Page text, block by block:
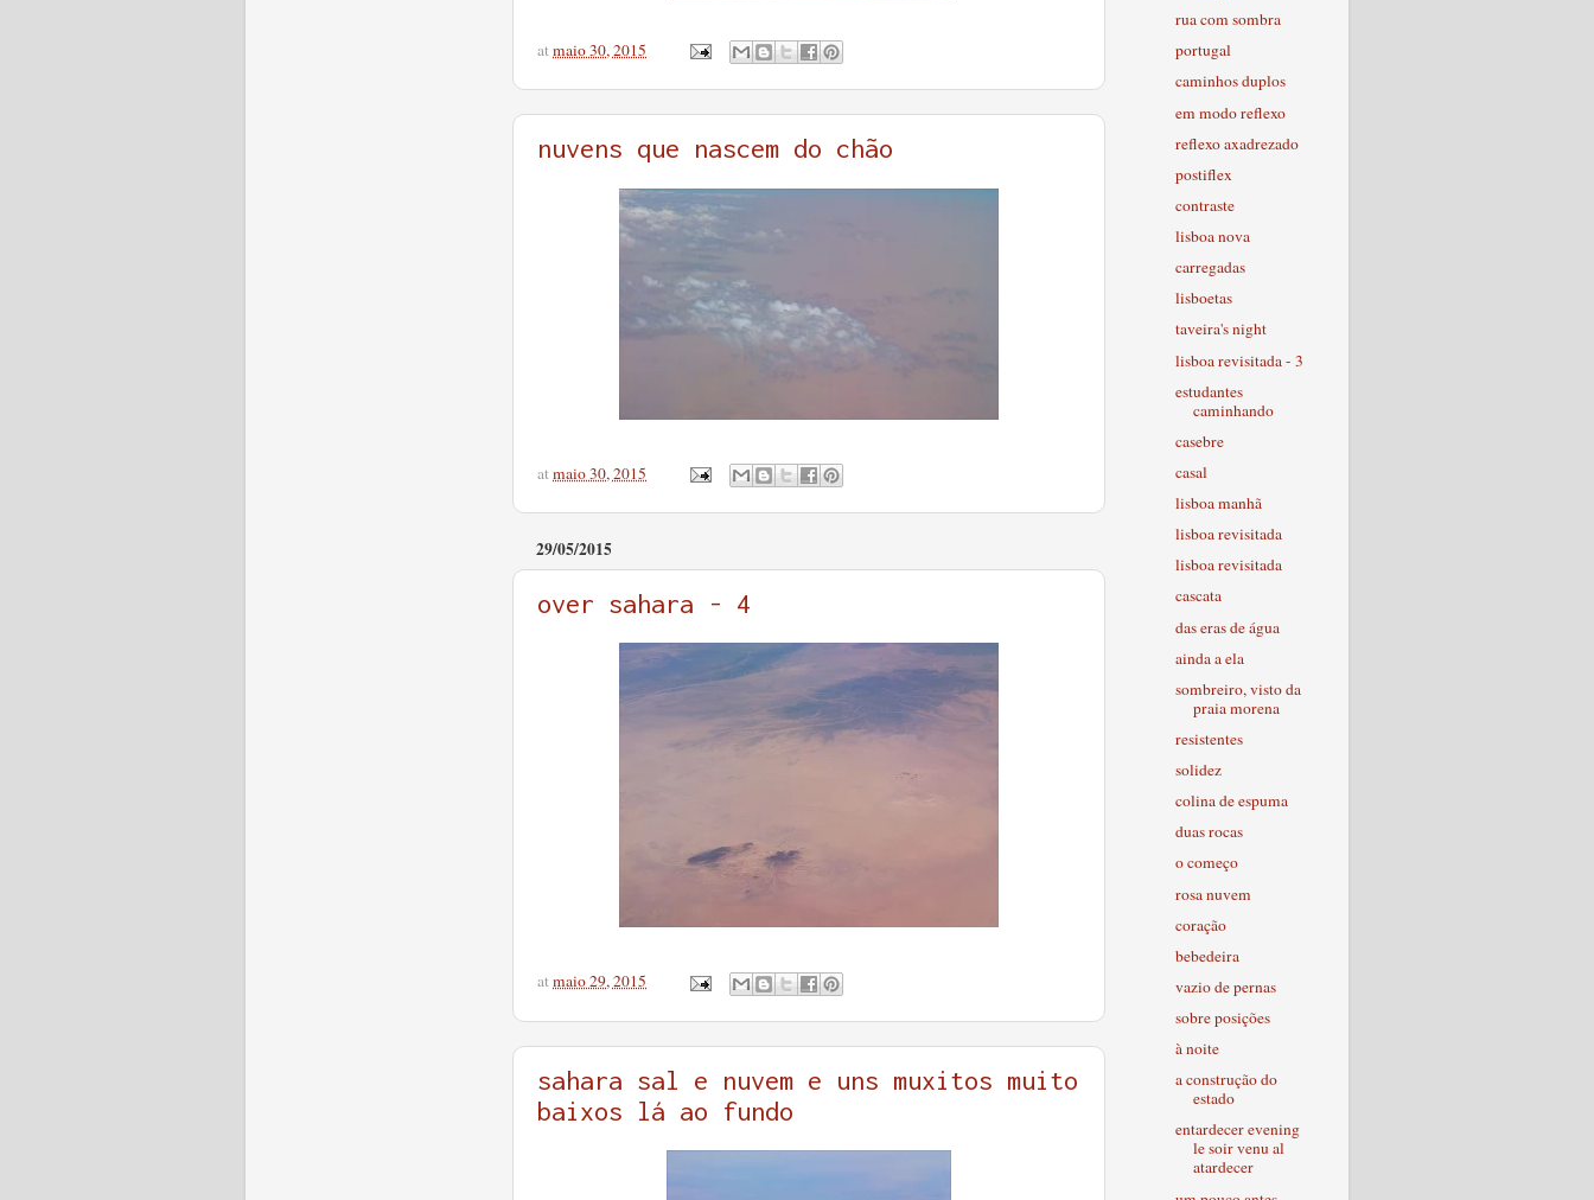
atmaio 30, 2015
nuvens que nascem do chão
atmaio 30, 2015
29/05/2015
over sahara - 4
atmaio 29, 2015
sahara sal e nuvem e uns muxitos muito
baixos lá ao fundo
rua com sombra
portugal
caminhos duplos
em modo reflexo
reflexo axadrezado
postiflex
contraste
lisboa nova
carregadas
lisboetas
taveira's night
lisboa revisitada - 3
estudantes
caminhando
casebre
casal
lisboa manhã
lisboa revisitada
lisboa revisitada
cascata
das eras de água
ainda a ela
sombreiro, visto da
praia morena
resistentes
solidez
colina de espuma
duas rocas
o começo
rosa nuvem
coração
bebedeira
vazio de pernas
sobre posições
à noite
a construção do
estado
entardecer evening
le soir venu al
atardecer